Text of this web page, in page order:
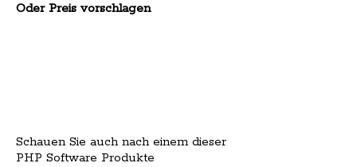
Oder Preis vorschlagen
Schauen Sie auch nach einem dieser
PHP Software Produkte